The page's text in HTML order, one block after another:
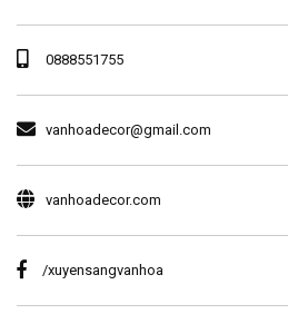
0888551755
vanhoadecor@gmail.com
vanhoadecor.com
/xuyensangvanhoa